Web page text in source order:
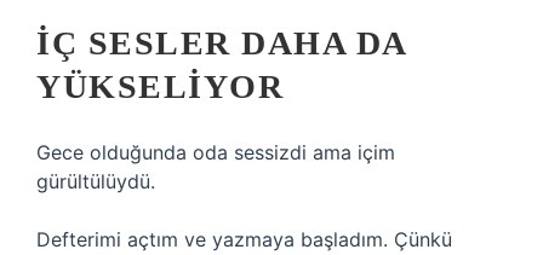
İÇ SESLER DAHA DA
YÜKSELIYOR
Gece olduğunda oda sessizdi ama içim
gürültülüydü.
Defterimi açtım ve yazmaya başladım. Çünkü